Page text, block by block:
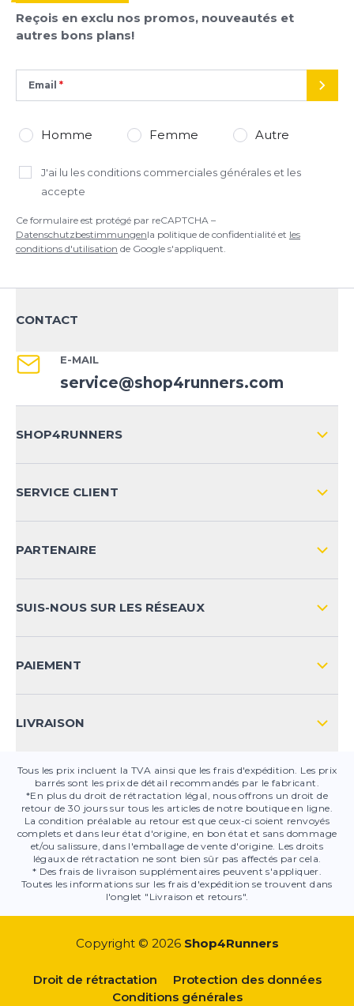
Reçois en exclu nos promos, nouveautés et
autres bons plans!
Email
Homme Femme Autre
J'ai lu les conditions commerciales générales et les
accepte
Ce formulaire est protégé par reCAPTCHA –
Datenschutzbestimmungenla politique de confidentialité et les
conditions d'utilisation de Google s'appliquent.
CONTACT
E-MAIL
service@shop4runners.com
SHOP4RUNNERS
SERVICE CLIENT
CONTACT
SÉCURITÉ DES PRODUITS
PARTENAIRE
SUIS-NOUS SUR LES RÉSEAUX
PAIEMENT
LIVRAISON
Tous les prix incluent la TVA ainsi que les frais d'expédition. Les prix
barrés sont les prix de détail recommandés par le fabricant.
*En plus du droit de rétractation légal, nous offrons un droit de
retour de 30 jours sur tous les articles de notre boutique en ligne.
La condition préalable au retour est que ceux-ci soient renvoyés
complets et dans leur état d'origine, en bon état et sans dommage
et/ou salissure, dans l'emballage de vente d'origine. Les droits
légaux de rétractation ne sont bien sûr pas affectés par cela.
* Des frais de livraison supplémentaires peuvent s'appliquer.
Toutes les informations sur les frais d'expédition se trouvent dans
l'onglet "Livraison et retours".
Copyright © 2026 Shop4Runners
Droit de rétractation
Protection des données
Conditions générales